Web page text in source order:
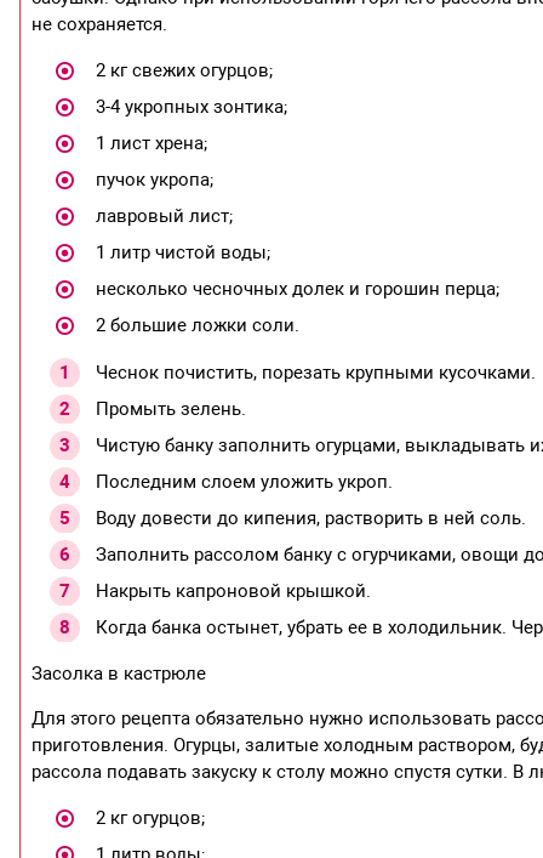
не сохраняется.
2 кг свежих огурцов;
3-4 укропных зонтика;
1 лист хрена;
пучок укропа;
лавровый лист;
1 литр чистой воды;
несколько чесночных долек и горошин перца;
2 большие ложки соли.
Чеснок почистить, порезать крупными кусочками.
Промыть зелень.
Чистую банку заполнить огурцами,
Последним слоем уложить укроп.
Воду довести до кипения, растворить в ней соль.
Заполнить рассолом банку с огурчиками, овощи
Накрыть капроновой крышкой.
Когда банка остынет, убрать ее в холодильник.
Засолка в кастрюле
Для этого рецепта обязательно нужно использовать
приготовления. Огурцы, залитые холодным раствором,
рассола подавать закуску к столу можно спустя сутки.
2 кг огурцов;